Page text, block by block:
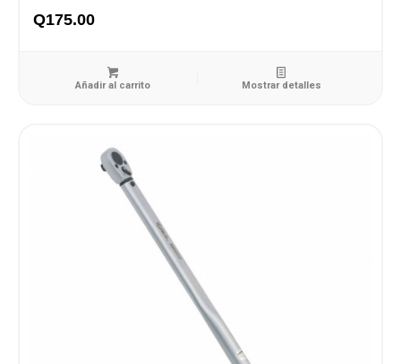
Q175.00
Añadir al carrito Mostrar detalles